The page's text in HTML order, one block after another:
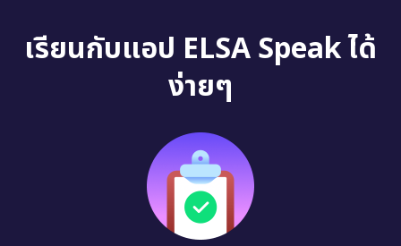
เรียนกับแอป ELSA Speak ได้
ง่ายๆ